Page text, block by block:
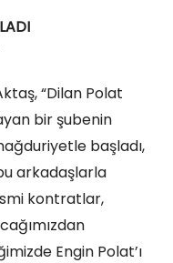
“Dilan Polat
bir şubenin
başladı,
arkadaşlarla
kontratlar,
Engin Polat’ı